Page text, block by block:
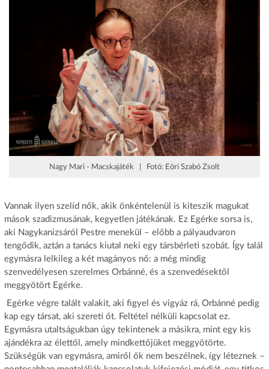
Nagy Mari - Macskajáték | Fotó: Eöri Szabó Zsolt
Vannak ilyen szelíd nők, akik önkéntelenül is kiteszik magukat
mások szadizmusának, kegyetlen játékának. Ez Egérke sorsa is,
aki Nagykanizsáról Pestre menekül – előbb a pályaudvaron
tengődik, aztán a tanács kiutal neki egy társbérleti szobát. Így talál
egymásra lelkileg a két magányos nő: a még mindig
szenvedélyesen szerelmes Orbánné, és a szenvedésektől
meggyötört Egérke.
Egérke végre talált valakit, aki figyel és vigyáz rá, Orbánné pedig
kap egy társat, aki szereti őt. Feltétel nélküli kapcsolat ez.
Egymásra utaltságukban úgy tekintenek a másikra, mint egy kis
ajándékra az élettől, amely mindkettőjüket meggyötörte.
Szükségük van egymásra, amiről ők nem beszélnek, így léteznek –